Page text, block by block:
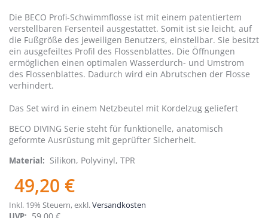
Die BECO Profi-Schwimmflosse ist mit einem patentiertem
verstellbaren Fersenteil ausgestattet. Somit ist sie leicht, auf
die Fußgröße des jeweiligen Benutzers, einstellbar. Sie besitzt
ein ausgefeiltes Profil des Flossenblattes. Die Öffnungen
ermöglichen einen optimalen Wasserdurch- und Umstrom
des Flossenblattes. Dadurch wird ein Abrutschen der Flosse
verhindert.
Das Set wird in einem Netzbeutel mit Kordelzug geliefert
BECO DIVING Serie steht für funktionelle, anatomisch
geformte Ausrüstung mit geprüfter Sicherheit.
Material Silikon, Polyvinyl, TPR
49,20 €
Inkl. 19% Steuern,exkl. Versandkosten